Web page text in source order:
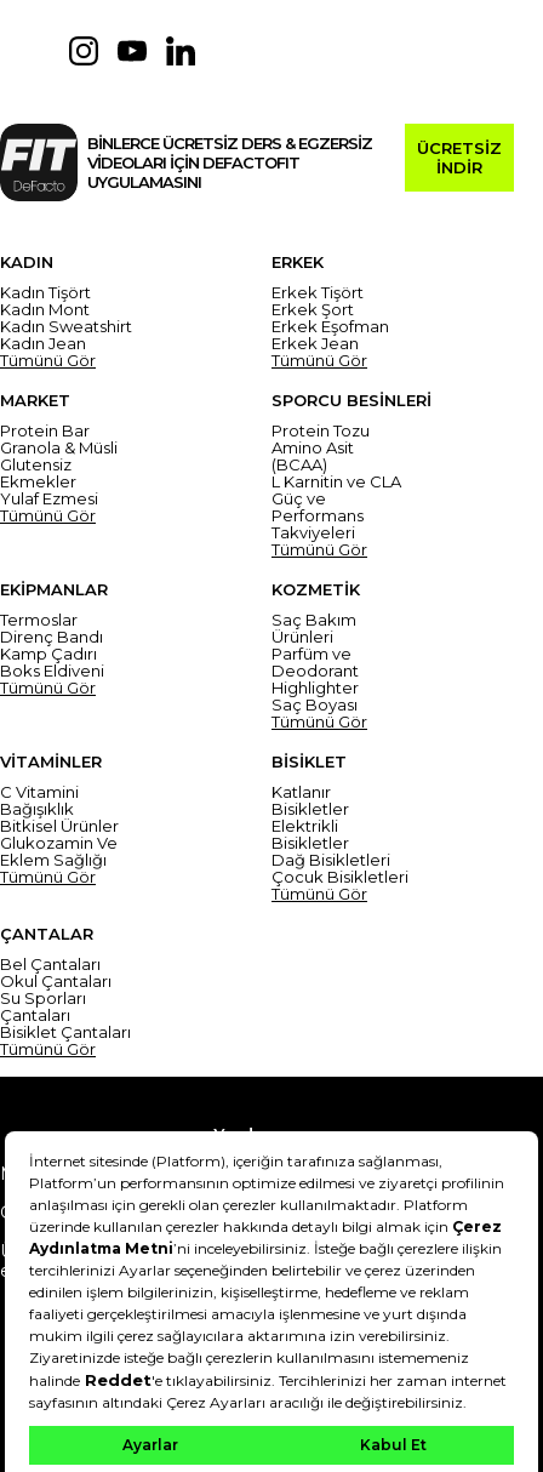
BİNLERCE ÜCRETSİZ DERS & EGZERSİZ
VİDEOLARI İÇİN DEFACTOFIT
UYGULAMASINI
ÜCRETSİZ
İNDİR
KADIN
Kadın Tişört
Kadın Mont
Kadın Sweatshirt
Kadın Jean
Tümünü Gör
ERKEK
Erkek Tişört
Erkek Şort
Erkek Eşofman
Erkek Jean
Tümünü Gör
MARKET
Protein Bar
Granola & Müsli
Glutensiz
Ekmekler
Yulaf Ezmesi
Tümünü Gör
SPORCU BESİNLERİ
Protein Tozu
Amino Asit
(BCAA)
L Karnitin ve CLA
Güç ve
Performans
Takviyeleri
Tümünü Gör
EKİPMANLAR
Termoslar
Direnç Bandı
Kamp Çadırı
Boks Eldiveni
Tümünü Gör
KOZMETİK
Saç Bakım
Ürünleri
Parfüm ve
Deodorant
Highlighter
Saç Boyası
Tümünü Gör
VİTAMİNLER
C Vitamini
Bağışıklık
Bitkisel Ürünler
Glukozamin Ve
Eklem Sağlığı
Tümünü Gör
BİSİKLET
Katlanır
Bisikletler
Elektrikli
Bisikletler
Dağ Bisikletleri
Çocuk Bisikletleri
Tümünü Gör
ÇANTALAR
Bel Çantaları
Okul Çantaları
Su Sporları
Çantaları
Bisiklet Çantaları
Tümünü Gör
Yardım
Mesafeli Satış Sözleşmesi
Teslimat Bilgisi
Gizlilik Sözleşmesi
Şartlar & Koşullar
Ürünümü nasıl iade
edebilirim?
Hakkımızda
DeFactoFIT ©️ 2022-2026. Tüm hakları saklıdır.
11